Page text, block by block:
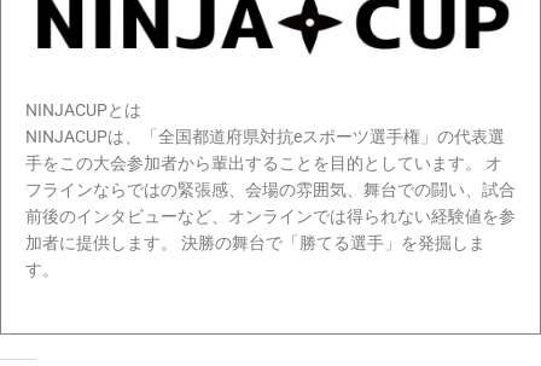
NINJACUPとは
NINJACUPは、「全国都道府県対抗eスポーツ選手権」の代表選
手をこの大会参加者から輩出することを目的としています。 オ
フラインならではの緊張感、会場の雰囲気、舞台での闘い、試合
前後のインタビューなど、オンラインでは得られない経験値を参
加者に提供します。 決勝の舞台で「勝てる選手」を発掘しま
す。